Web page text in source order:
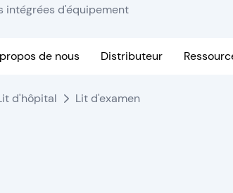
intégrées d'équipement
de nous Distributeur
d'hôpital Lit d'examen